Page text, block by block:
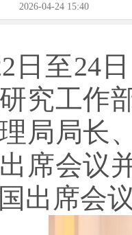
2026-04-24 15:40
日至24
究工作
局局长
席会议
出席会